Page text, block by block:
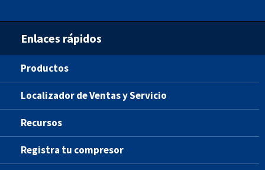
Enlaces rápidos
Productos
Localizador de Ventas y Servicio
Recursos
Registra tu compresor